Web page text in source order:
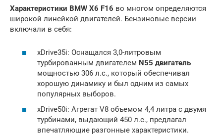
Характеристики BMW X6 F16 во многом определяются
широкой линейкой двигателей. Бензиновые версии
включали в себя:
xDrive35i: Оснащался 3,0-литровым
турбированным двигателем N55 двигатель
мощностью 306 л.с., который обеспечивал
хорошую динамику и был одним из самых
популярных выборов.
xDrive50i: Агрегат V8 объемом 4,4 литра с двумя
турбинами, выдающий 450 л.с., предлагал
впечатляющие разгонные характеристики.